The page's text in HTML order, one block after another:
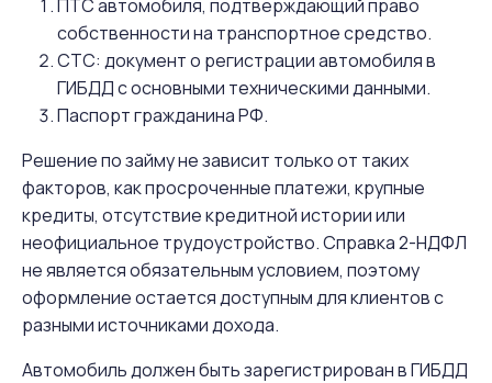
ПТС автомобиля, подтверждающий право
собственности на транспортное средство.
СТС: документ о регистрации автомобиля в
ГИБДД с основными техническими данными.
Паспорт гражданина РФ.
Решение по займу не зависит только от таких
факторов, как просроченные платежи, крупные
кредиты, отсутствие кредитной истории или
неофициальное трудоустройство. Справка 2-НДФЛ
не является обязательным условием, поэтому
оформление остается доступным для клиентов с
разными источниками дохода.
Автомобиль должен быть зарегистрирован в ГИБДД